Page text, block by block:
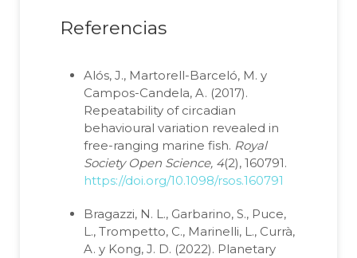
Referencias
Alós, J., Martorell-Barceló, M. y
Campos-Candela, A. (2017).
Repeatability of circadian
behavioural variation revealed in
free-ranging marine fish. Royal
Society Open Science, 4(2), 160791.
https://doi.org/10.1098/rsos.160791
Bragazzi, N. L., Garbarino, S., Puce,
L., Trompetto, C., Marinelli, L., Currà,
A. y Kong, J. D. (2022). Planetary